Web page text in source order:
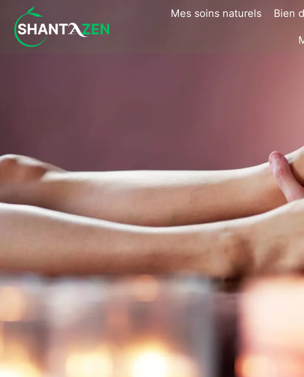
Inhalt
springen
Mes soins naturels Bien